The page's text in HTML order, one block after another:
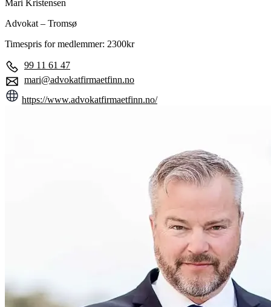
Mari Kristensen
Advokat – Tromsø
Timespris for medlemmer: 2300kr
99 11 61 47
mari@advokatfirmaetfinn.no
https://www.advokatfirmaetfinn.no/